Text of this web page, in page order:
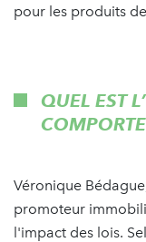
pour les produits
QUEL EST
Véronique
promoteur
l'impact des lois.